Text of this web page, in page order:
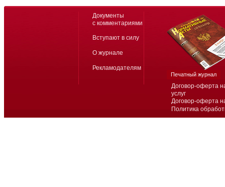
Договор-оферта
услуг
Договор-оферта
Политика
Документы
с комментариями
Вступают в силу
О журнале
Рекламодателям
Печатный журнал